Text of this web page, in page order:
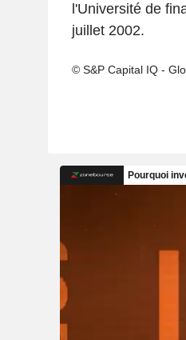
l'Université de
juillet 2002.
© S&P Capital IQ -